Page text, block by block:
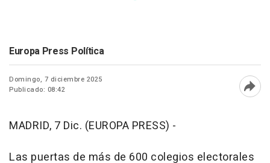
Europa Press Política
Domingo, 7 diciembre 2025
Publicado: 08:42
MADRID, 7 Dic. (EUROPA PRESS) -
Las puertas de más de 600 colegios electorales